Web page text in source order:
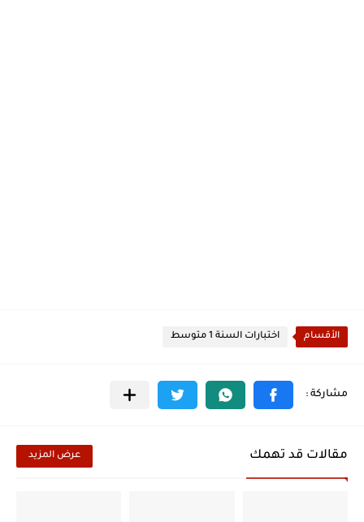
الأقسام اختبارات السنة 1 متوسط
مقالات قد تهمك عرض المزيد